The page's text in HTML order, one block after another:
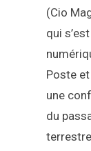
(Cio
qui
Poste
une
du